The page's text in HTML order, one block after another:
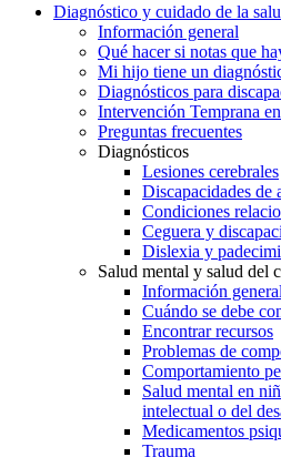
Diagnóstico y cuidado de la
Información general
Qué hacer si notas que
Mi hijo tiene un
Diagnósticos para
Intervención Temprana
Preguntas frecuentes
Diagnósticos
Lesiones cerebrales
Discapacidades de
Condiciones
Ceguera y
Dislexia y
Salud mental y salud del
Información general
Cuándo se debe
Encontrar recursos
Problemas de
Comportamiento
Salud mental en
intelectual o del
Medicamentos
Trauma